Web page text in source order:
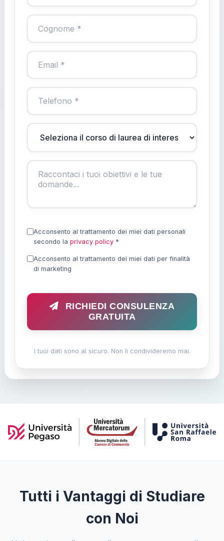
Acconsento al trattamento dei miei dati personali
secondo la privacy policy *
Acconsento al trattamento dei miei dati per finalità
di marketing
GRATUITA
I tuoi dati sono al sicuro. Non li condivideremo mai.
Tutti i Vantaggi di Studiare
con Noi